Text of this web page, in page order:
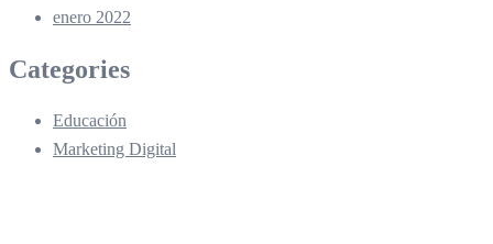
enero 2022
Categories
Educación
Marketing Digital